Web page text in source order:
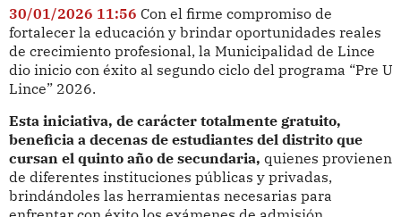
30/01/2026 11:56 Con el firme compromiso de
fortalecer la educación y brindar oportunidades reales
de crecimiento profesional, la Municipalidad de Lince
dio inicio con éxito al segundo ciclo del programa “Pre U
Lince” 2026.
Esta iniciativa, de carácter totalmente gratuito,
beneficia a decenas de estudiantes del distrito que
cursan el quinto año de secundaria, quienes provienen
de diferentes instituciones públicas y privadas,
brindándoles las herramientas necesarias para